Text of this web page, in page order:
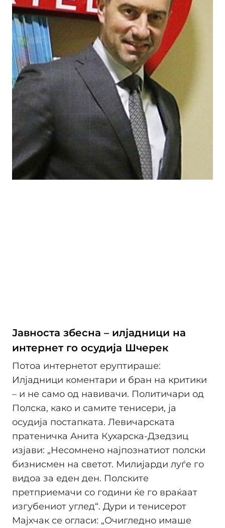
Јавноста збесна – илјадници на
интернет го осудија Шчерек
Потоа интернетот еруптираше:
Илјадници коментари и бран на критики
– и не само од навивачи. Политичари од
Полска, како и самите тенисери, ја
осудија постапката. Левичарската
пратеничка Анита Кухарска-Дзедзиц
изјави: „Несомнено најпознатиот полски
бизнисмен на светот. Милијарди луѓе го
видоа за еден ден. Полските
претприемачи со години ќе го враќаат
изгубениот углед“. Дури и тенисерот
Мајхчак се огласи: „Очигледно имаше